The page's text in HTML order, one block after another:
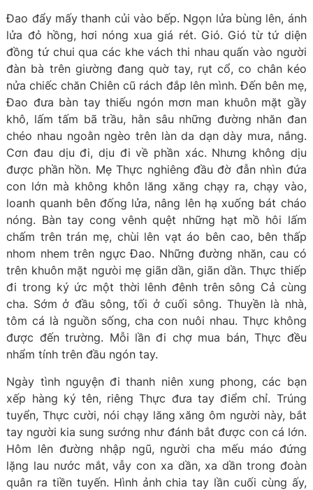
Đao đẩy mấy thanh củi vào bếp. Ngọn lửa bùng lên, ánh
lửa đỏ hồng, hơi nóng xua giá rét. Gió. Gió từ tứ diện
đồng tứ chui qua các khe vách thi nhau quấn vào người
đàn bà trên giường đang quờ tay, rụt cổ, co chân kéo
nửa chiếc chăn Chiên cũ rách đắp lên mình. Đến bên mẹ,
Đao đưa bàn tay thiếu ngón mơn man khuôn mặt gầy
khô, lấm tấm bã trầu, hằn sâu những đường nhăn đan
chéo nhau ngoằn ngèo trên làn da dạn dày mưa, nắng.
Cơn đau dịu đi, dịu đi về phần xác. Nhưng không dịu
được phần hồn. Mẹ Thực nghiêng đầu đờ đẫn nhìn đứa
con lớn mà không khôn lăng xăng chạy ra, chạy vào,
loanh quanh bên đống lửa, nâng lên hạ xuống bát cháo
nóng. Bàn tay cong vênh quệt những hạt mồ hôi lấm
chấm trên trán mẹ, chùi lên vạt áo bên cao, bên thấp
nhom nhem trên ngực Đao. Những đường nhăn, cau có
trên khuôn mặt ngưòi mẹ giãn dần, giãn dần. Thực thiếp
đi trong ký ức một thời lênh đênh trên sông Cả cùng
cha. Sớm ở đầu sông, tối ở cuối sông. Thuyền là nhà,
tôm cá là nguồn sống, cha con nuôi nhau. Thực không
được đến trường. Mỗi lần đi chợ mua bán, Thực đều
nhẩm tính trên đầu ngón tay.
Ngày tình nguyện đi thanh niên xung phong, các bạn
xếp hàng ký tên, riêng Thực đưa tay điểm chỉ. Trúng
tuyển, Thực cười, nói chạy lăng xăng ôm người này, bắt
tay người kia sung sướng như đánh bắt được con cá lớn.
Hôm lên đường nhập ngũ, người cha mếu máo đứng
lặng lau nước mắt, vẫy con xa dần, xa dần trong đoàn
quân ra tiền tuyến. Hình ảnh chia tay lần cuối cùng ấy,